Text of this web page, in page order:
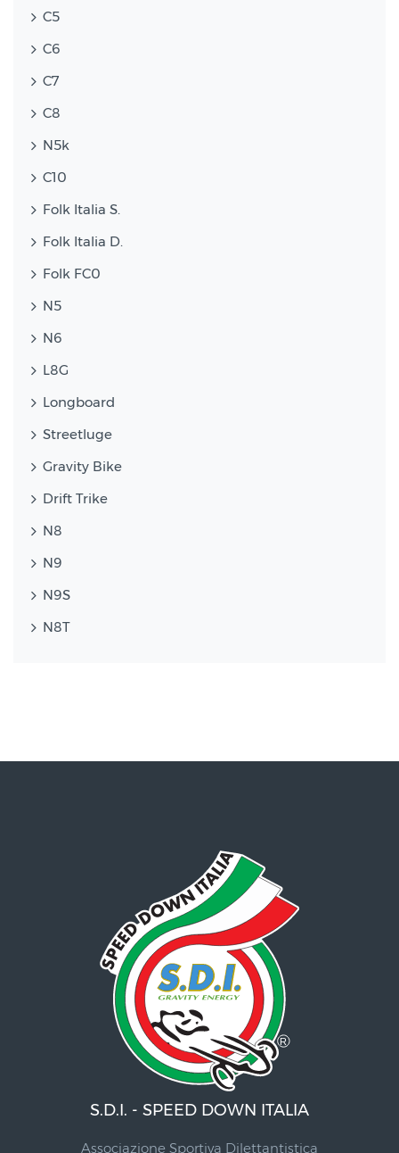
C5
C6
C7
C8
N5k
C10
Folk Italia S.
Folk Italia D.
Folk FC0
N5
N6
L8G
Longboard
Streetluge
Gravity Bike
Drift Trike
N8
N9
N9S
N8T
S.D.I. - SPEED DOWN ITALIA
Associazione Sportiva Dilettantistica